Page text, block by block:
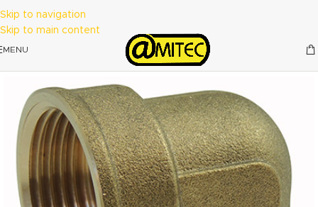
Skip to navigation
Skip to main content
MENU